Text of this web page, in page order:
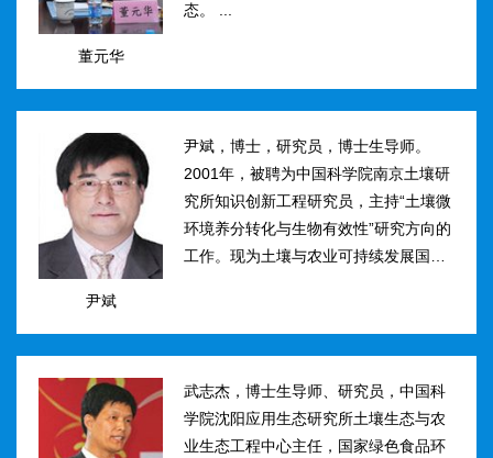
董元华
态。 ...
尹斌
尹斌，博士，研究员，博士生导师。
2001年，被聘为中国科学院南京土壤研
究所知识创新工程研究员，主持“土壤微
环境养分转化与生物有效性”研究方向的
工作。现为土壤与农业可持续发展国家
影...
武志杰，博士生导师、研究员，中国科
学院沈阳应用生态研究所土壤生态与农
业生态工程中心主任，国家绿色食品环